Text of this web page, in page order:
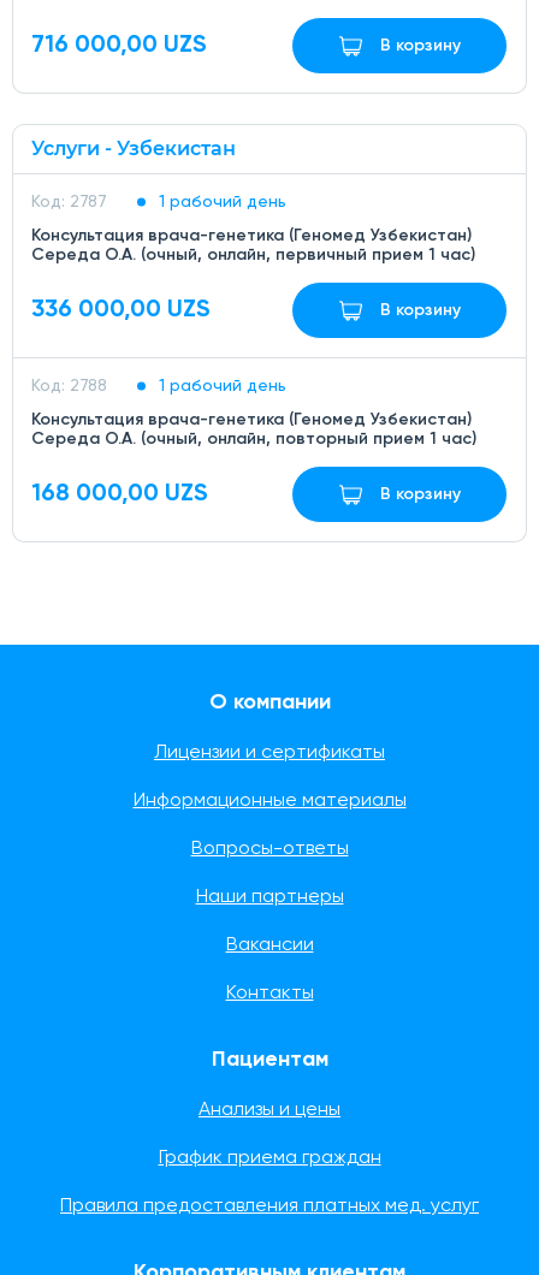
716 000,00 UZS В корзину
Услуги - Узбекистан
Код: 2787
1 рабочий день
Консультация врача-генетика (Геномед Узбекистан)
Середа О.А. (очный, онлайн, первичный прием 1 час)
336 000,00 UZS В корзину
Код: 2788
1 рабочий день
Консультация врача-генетика (Геномед Узбекистан)
Середа О.А. (очный, онлайн, повторный прием 1 час)
168 000,00 UZS В корзину
О компании
Лицензии и сертификаты
Информационные материалы
Вопросы-ответы
Наши партнеры
Вакансии
Контакты
Пациентам
Анализы и цены
График приема граждан
Правила предоставления платных мед. услуг